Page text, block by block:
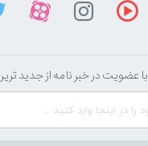
با عضویت در خبر نامه از جدید